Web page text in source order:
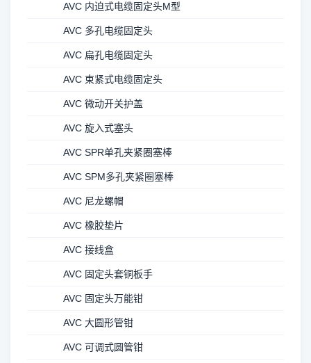
AVC 内迫式电缆固定头M型
AVC 多孔电缆固定头
AVC 扁孔电缆固定头
AVC 束紧式电缆固定头
AVC 微动开关护盖
AVC 旋入式塞头
AVC SPR单孔夹紧圈塞棒
AVC SPM多孔夹紧圈塞棒
AVC 尼龙螺帽
AVC 橡胶垫片
AVC 接线盒
AVC 固定头套铜板手
AVC 固定头万能钳
AVC 大圆形管钳
AVC 可调式圆管钳